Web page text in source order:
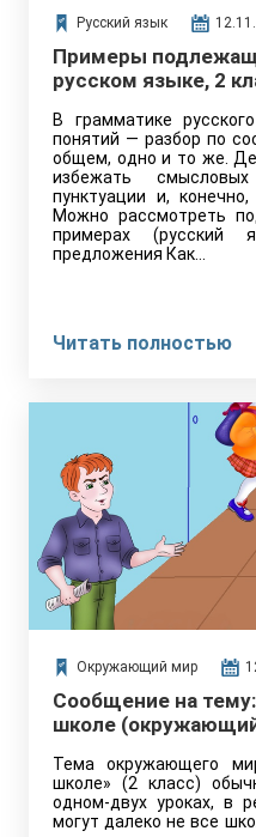
Русский язык
Примеры
русском языке, 2
В грамматике
понятий — разбор по
общем, одно и то же.
избежать
пунктуации и,
Можно рассмотреть
примерах (русский
предложения Как…
Читать полностью
Окружающий мир
Сообщение на
школе
Тема окружающего
школе» (2 класс)
одном-двух уроках, в
могут далеко не все